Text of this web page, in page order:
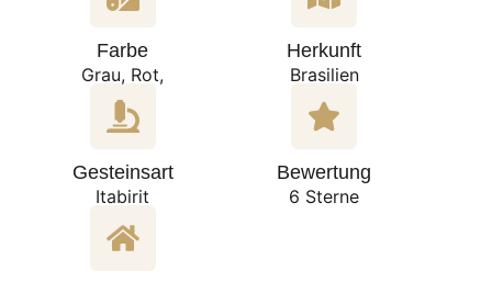
Farbe
Grau, Rot,
Herkunft
Brasilien
Gesteinsart
Itabirit
Bewertung
6 Sterne